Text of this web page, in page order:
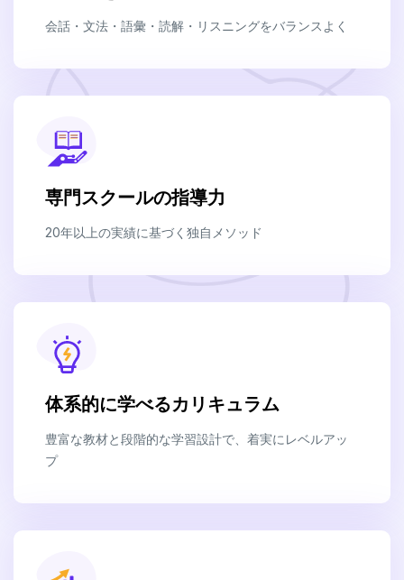
会話・文法・語彙・読解・リスニングをバランスよく
専門スクールの指導力
20年以上の実績に基づく独自メソッド
体系的に学べるカリキュラム
豊富な教材と段階的な学習設計で、着実にレベルアッ
プ